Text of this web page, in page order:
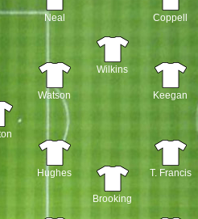
Neal
Watson
Hughes
Wilkins
Brooking
Coppell
Keegan
T. Francis